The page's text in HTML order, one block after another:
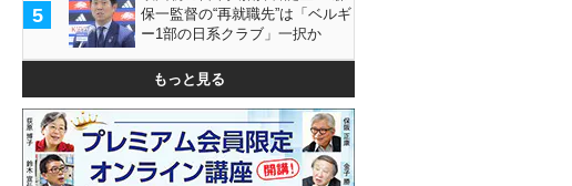
5
保一監督の“再就職先”は「ベルギ
ー1部の日系クラブ」一択か
もっと見る